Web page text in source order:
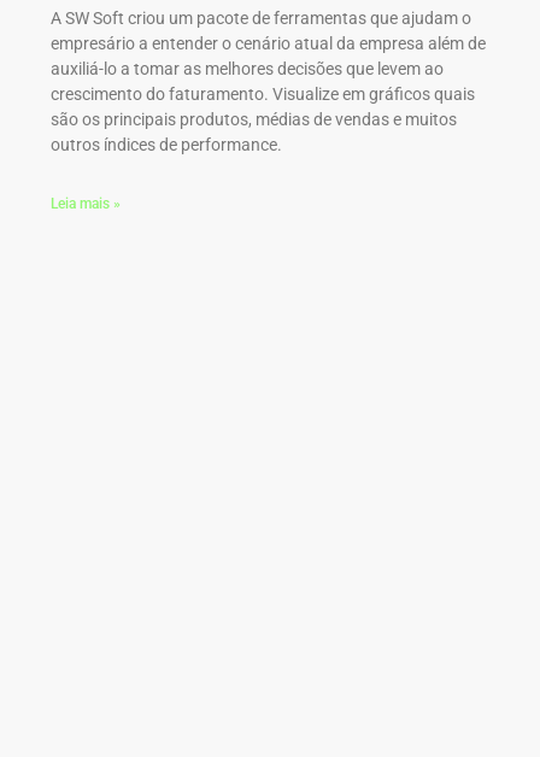
A SW Soft criou um pacote de ferramentas que ajudam o
empresário a entender o cenário atual da empresa além de
auxiliá-lo a tomar as melhores decisões que levem ao
crescimento do faturamento. Visualize em gráficos quais
são os principais produtos, médias de vendas e muitos
outros índices de performance.
Leia mais »